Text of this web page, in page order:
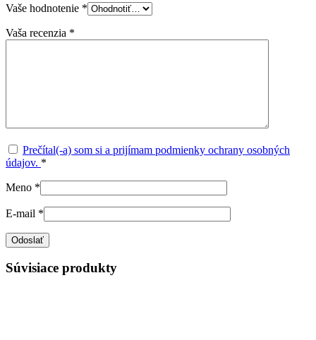
Vaše hodnotenie *
Vaša recenzia *
Prečítal(-a) som si a prijímam podmienky ochrany osobných
údajov. *
Meno *
E-mail *
Súvisiace produkty